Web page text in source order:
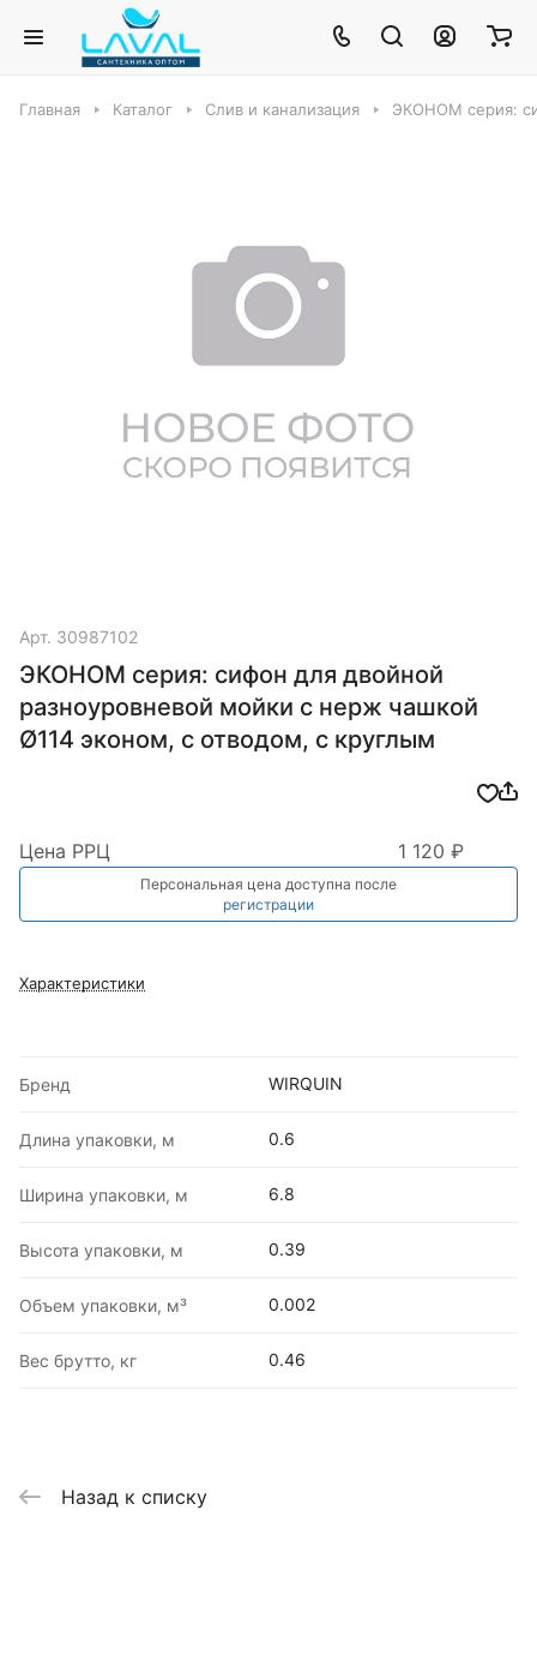
Главная Каталог Слив и канализация ЭКОНОМ серия:
Арт. 30987102
ЭКОНОМ серия: сифон для двойной
разноуровневой мойки с нерж чашкой
Ø114 эконом, с отводом, с круглым
Цена РРЦ 1 120 ₽
Персональная цена доступна после
регистрации
Характеристики
Бренд WIRQUIN
Длина упаковки, м 0.6
Ширина упаковки, м 6.8
Высота упаковки, м 0.39
Объем упаковки, м³ 0.002
Вес брутто, кг 0.46
Назад к списку